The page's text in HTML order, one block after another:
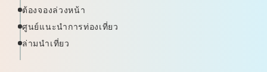
ต้องจองล่วงหน้า
ศูนย์แนะนำการท่องเที่ยว
ล่ามนำเที่ยว